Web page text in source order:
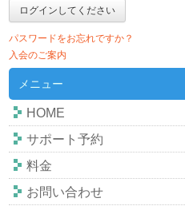
パスワードをお忘れですか？
入会のご案内
メニュー
HOME
サポート予約
料金
お問い合わせ